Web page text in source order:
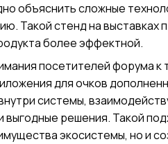
объяснить сложные
Такой стенд на выставках
более эффектной.
посетителей форума к
для очков
системы,
выгодные решения. Такой
экосистемы, но и